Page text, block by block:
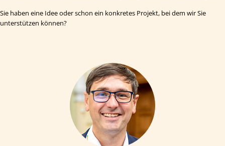
Sie haben eine Idee oder schon ein konkretes Projekt, bei dem wir Sie
unterstützen können?